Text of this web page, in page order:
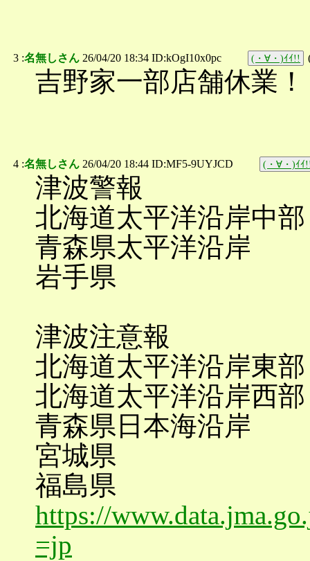
3 :名無しさん 26/04/20 18:34 ID:kOgI10x0pc (・∀・)ｲｲ!!
吉野家一部店舗休業！
4 :名無しさん 26/04/20 18:44 ID:MF5-9UYJCD (・∀・)ｲｲ
津波警報
北海道太平洋沿岸中部
青森県太平洋沿岸
岩手県
津波注意報
北海道太平洋沿岸東部
北海道太平洋沿岸西部
青森県日本海沿岸
宮城県
福島県
https://
=jp